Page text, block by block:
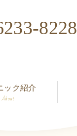
8228
ック紹介
About